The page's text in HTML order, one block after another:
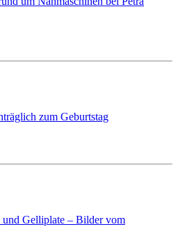
zum Geburtstag
Gelliplate – Bilder vom